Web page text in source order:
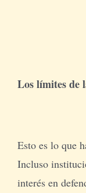
Los límites de
Esto es lo que
Incluso
interés en